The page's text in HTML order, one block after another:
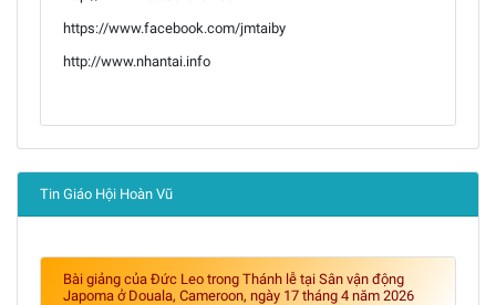
https://www.facebook.com/jmtaiby
http://www.nhantai.info
Tin Giáo Hội Hoàn Vũ
Bài giảng của Đức Leo trong Thánh lễ tại Sân vận động
Japoma ở Douala, Cameroon, ngày 17 tháng 4 năm 2026